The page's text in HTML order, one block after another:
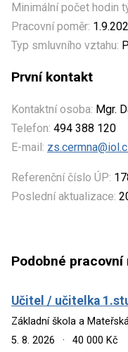
Minimální počet hodin
Pracovní poměr:
Typ smluvního vztahu:
První kontakt
Kontaktní osoba: Mgr.
Telefon: 494 388 120
E-mail:
Referenční číslo ÚP:
Poslední aktualizace:
Podobné pracovní
Učitel / učitelka
Základní škola a
5. 8. 2026
· 40 000 Kč